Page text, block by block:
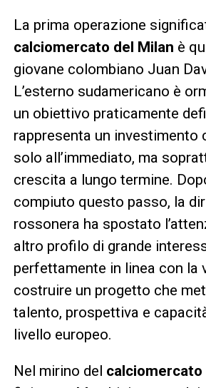
La prima operazione
calciomercato del Milan è
giovane colombiano Juan
L’esterno sudamericano è
un obiettivo praticamente
rappresenta un investimento
solo all’immediato, ma
crescita a lungo termine.
compiuto questo passo, la
rossonera ha spostato
altro profilo di grande
perfettamente in linea con la
costruire un progetto che
talento, prospettiva e
livello europeo.
Nel mirino del calciomercato